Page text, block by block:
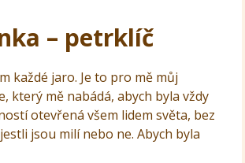
– petrklíč
každé jaro. Je to pro mě můj
který mě nabádá, abych byla vždy
otevřená všem lidem světa, bez
jsou milí nebo ne. Abych byla